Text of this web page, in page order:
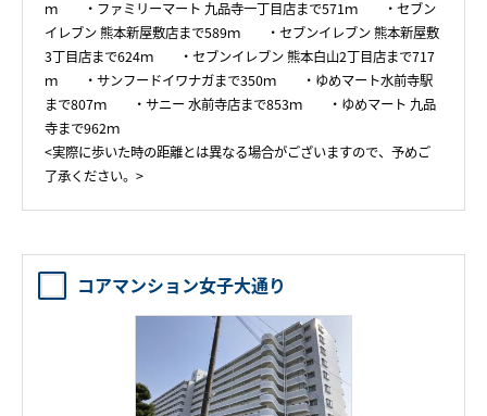
ｍ ・ファミリーマート 九品寺一丁目店まで571ｍ ・セブン
イレブン 熊本新屋敷店まで589ｍ ・セブンイレブン 熊本新屋敷
3丁目店まで624ｍ ・セブンイレブン 熊本白山2丁目店まで717
ｍ ・サンフードイワナガまで350ｍ ・ゆめマート水前寺駅
まで807ｍ ・サニー 水前寺店まで853ｍ ・ゆめマート 九品
寺まで962ｍ
<実際に歩いた時の距離とは異なる場合がございますので、予めご
了承ください。>
コアマンション女子大通り